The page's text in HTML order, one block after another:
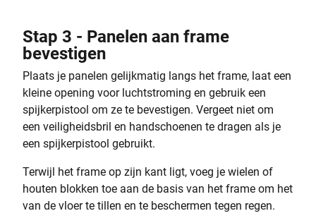
Stap 3 - Panelen aan frame
bevestigen
Plaats je panelen gelijkmatig langs het frame, laat een
kleine opening voor luchtstroming en gebruik een
spijkerpistool om ze te bevestigen. Vergeet niet om
een veiligheidsbril en handschoenen te dragen als je
een spijkerpistool gebruikt.
Terwijl het frame op zijn kant ligt, voeg je wielen of
houten blokken toe aan de basis van het frame om het
van de vloer te tillen en te beschermen tegen regen.